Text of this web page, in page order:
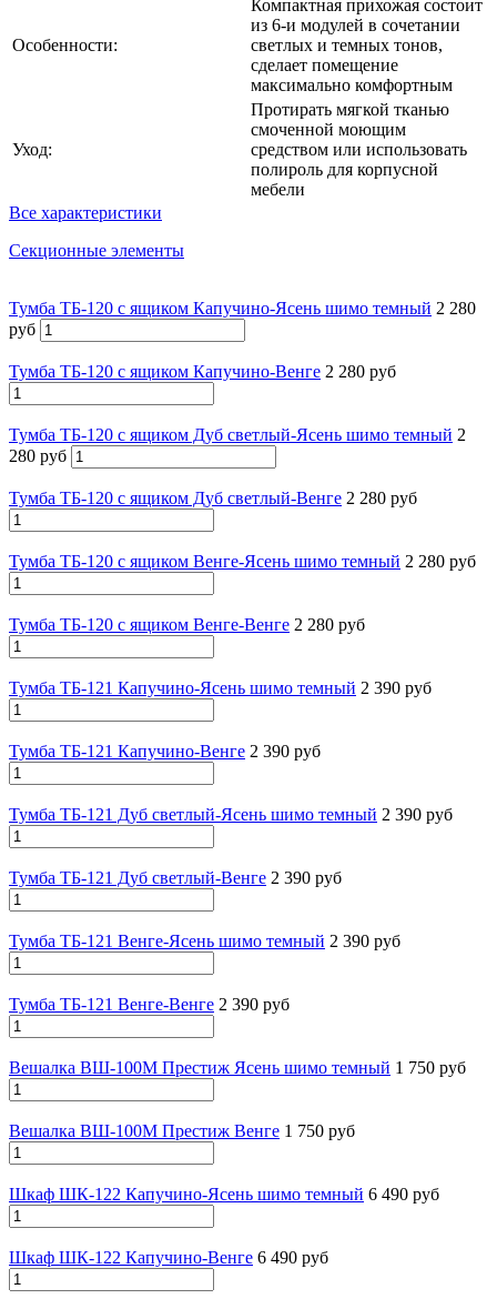
Особенности:
Компактная прихожая состоит
из 6-и модулей в сочетании
светлых и темных тонов,
сделает помещение
максимально комфортным
Уход:
Протирать мягкой тканью
смоченной моющим
средством или использовать
полироль для корпусной
мебели
Все характеристики
Секционные элементы
Тумба ТБ-120 с ящиком Капучино-Ясень шимо темный 2 280
руб
Тумба ТБ-120 с ящиком Капучино-Венге 2 280 руб
Тумба ТБ-120 с ящиком Дуб светлый-Ясень шимо темный 2
280 руб
Тумба ТБ-120 с ящиком Дуб светлый-Венге 2 280 руб
Тумба ТБ-120 с ящиком Венге-Ясень шимо темный 2 280 руб
Тумба ТБ-120 с ящиком Венге-Венге 2 280 руб
Тумба ТБ-121 Капучино-Ясень шимо темный 2 390 руб
Тумба ТБ-121 Капучино-Венге 2 390 руб
Тумба ТБ-121 Дуб светлый-Ясень шимо темный 2 390 руб
Тумба ТБ-121 Дуб светлый-Венге 2 390 руб
Тумба ТБ-121 Венге-Ясень шимо темный 2 390 руб
Тумба ТБ-121 Венге-Венге 2 390 руб
Вешалка ВШ-100М Престиж Ясень шимо темный 1 750 руб
Вешалка ВШ-100М Престиж Венге 1 750 руб
Шкаф ШК-122 Капучино-Ясень шимо темный 6 490 руб
Шкаф ШК-122 Капучино-Венге 6 490 руб